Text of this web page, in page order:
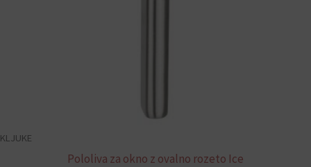
KLJUKE
Pololiva za okno z ovalno rozeto Ice